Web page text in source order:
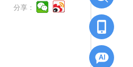
分享：